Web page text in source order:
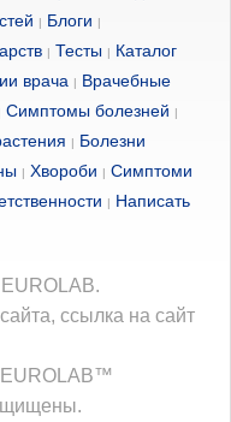
| Блоги |
| Тесты | Каталог
врача | Врачебные
Симптомы болезней |
| Болезни
| Хвороби | Симптоми
| Написать
ссылка на сайт
EUROLAB™